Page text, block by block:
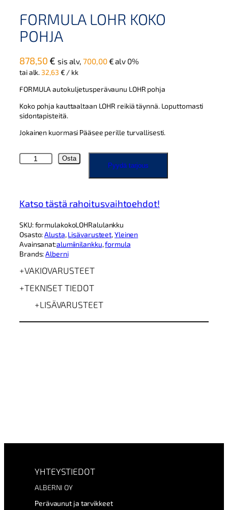
FORMULA LOHR KOKO
POHJA
878,50 € sis alv,700,00€alv 0%
tai alk. 32,63 € / kk
FORMULA autokuljetusperävaunu LOHR pohja
Koko pohja kauttaaltaan LOHR reikiä täynnä. Loputtomasti
sidontapisteitä.
Jokainen kuormasi Pääsee perille turvallisesti.
F
O
L
L
O
H
R
o
o
h
Osta
Pyydä tarjous
Katso tästä rahoitusvaihtoehdot!
SKU:formulakokoLOHRalulankku
Osasto:Alusta, Lisävarusteet, Yleinen
Avainsanat:alumiinilankku, formula
Brands:Alberni
VAKIOVARUSTEET
TEKNISET TIEDOT
LISÄVARUSTEET
YHTEYSTIEDOT
ALBERNI OY
Perävaunut ja tarvikkeet